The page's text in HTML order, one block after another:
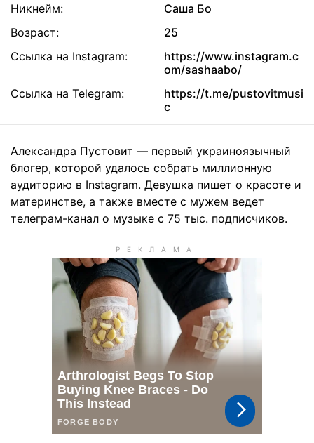
Никнейм:
Саша Бо
Возраст:
25
Ссылка на Instagram:
https://www.instagram.c
om/sashaabo/
Ссылка на Telegram:
https://t.me/pustovitmusi
c
Александра Пустовит — первый украиноязычный
блогер, которой удалось собрать миллионную
аудиторию в Instagram. Девушка пишет о красоте и
материнстве, а также вместе с мужем ведет
телеграм-канал о музыке с 75 тыс. подписчиков.